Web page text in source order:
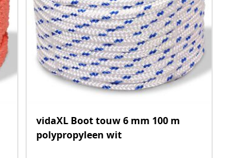
vidaXL Boot touw 6 mm 100 m
polypropyleen wit